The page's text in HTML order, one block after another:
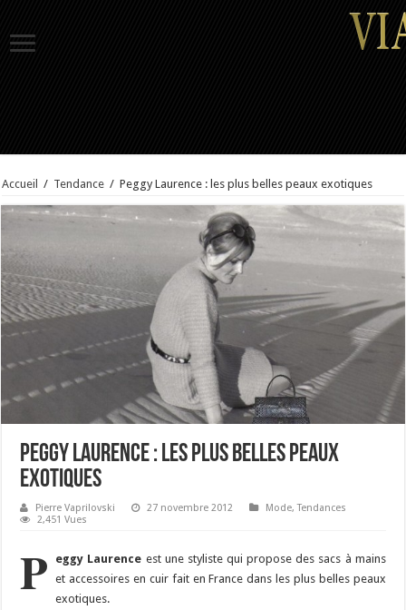
Accueil / Tendance / Peggy Laurence : les plus belles peaux exotiques
Peggy Laurence : les plus belles peaux
exotiques
Pierre Vaprilovski 27 novembre 2012 Mode,Tendances
2,451 Vues
P eggy Laurence est une styliste qui propose des sacs à mains
et accessoires en cuir fait en France dans les plus belles peaux
exotiques.